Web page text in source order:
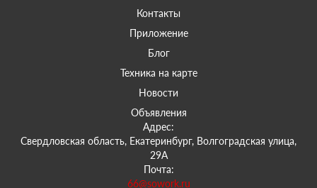
Контакты
Приложение
Блог
Техника на карте
Новости
Объявления
Адрес:
Свердловская область, Екатеринбург, Волгоградская улица,
29А
Почта:
66@sowork.ru